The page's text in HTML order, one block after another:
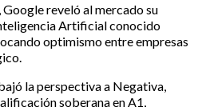
Google reveló al mercado su
Artificial conocido
optimismo entre empresas
la perspectiva a Negativa,
soberana en A1,